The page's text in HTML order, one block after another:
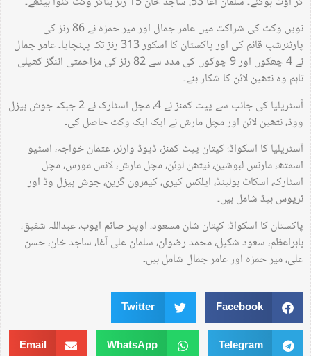
نویں وکٹ کی شراکت میں عامر جمال اور میر حمزہ نے 86 رنز کی
پارٹنرشپ قائم کی اور پاکستان کا اسکور 313 رنز تک پہنچایا۔ عامر جمال
نے 4 چھکوں اور 9 چوکوں کی مدد سے 82 رنز کی مزاحمتی اننگز کھیلی
تاہم وہ نتھین لائن کا شکار بنے۔
آسٹریلیا کی جانب سے پیٹ کمنز نے 4، مچل اسٹارک نے 2 جبکہ جوش ہیزل
ووڈ، نتھین لائن اور مچل مارش نے ایک ایک وکٹ حاصل کی۔
آسٹریلیا کا اسکواڈ؛ کپتان پیٹ کمنز، ڈیوڈ وارنر، عثمان خواجہ، اسٹیو
اسمتھ، مارنس لبوشین، نیتھن لوئن، مچل مارش، لانس مورس، مچل
اسٹارک، اسکاٹ بولینڈ، ایلکس کیری، کیمرون گرین، جوش ہیزل وڈ اور
ٹریوس ہیڈ شامل ہیں۔
پاکستان کا اسکواڈ: کپتان شان مسعود، اوپنر صائم ایوب، عبداللہ شفیق،
بابراعظم، سعود شکیل، محمد رضوان، سلمان علی آغا، ساجد خان، حسن
علی، میر حمزہ اور عامر جمال شامل ہیں۔
Facebook
Twitter
Telegram
WhatsApp
Email